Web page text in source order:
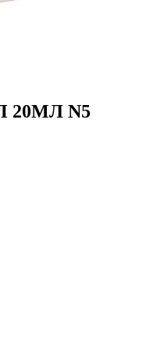
20МЛ N5